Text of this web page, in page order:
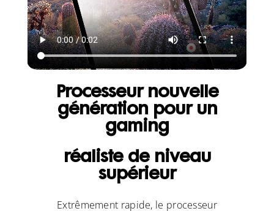
Processeur nouvelle
génération pour un
gaming
réaliste de niveau
supérieur
Extrêmement rapide, le processeur